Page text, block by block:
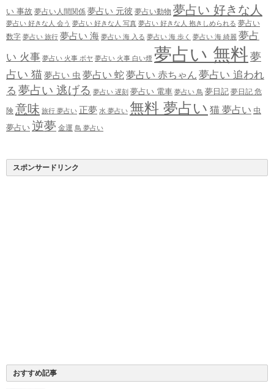
い 事故 夢占い人間関係 夢占い 元彼 夢占い動物 夢占い 好きな人
夢占い 好きな人 会う 夢占い 好きな人 写真 夢占い 好きな人 抱きしめられる 夢占い
数字 夢占い 旅行 夢占い 海 夢占い 海 入る 夢占い 海 歩く 夢占い 海 綺麗 夢占
い 火事 夢占い 火事 ボヤ 夢占い 火事 白い煙 夢占い 無料 夢
占い 猫夢占い 虫 夢占い 蛇夢占い 赤ちゃん 夢占い 追われ
る 夢占い 逃げる 夢占い 遅刻 夢占い 電車 夢占い 鳥 夢日記 夢日記 危
険 意味 旅行 夢占い 正夢 水 夢占い 無料 夢占い 猫 夢占い 虫
夢占い 逆夢 金運 鳥 夢占い
スポンサードリンク
おすすめ記事